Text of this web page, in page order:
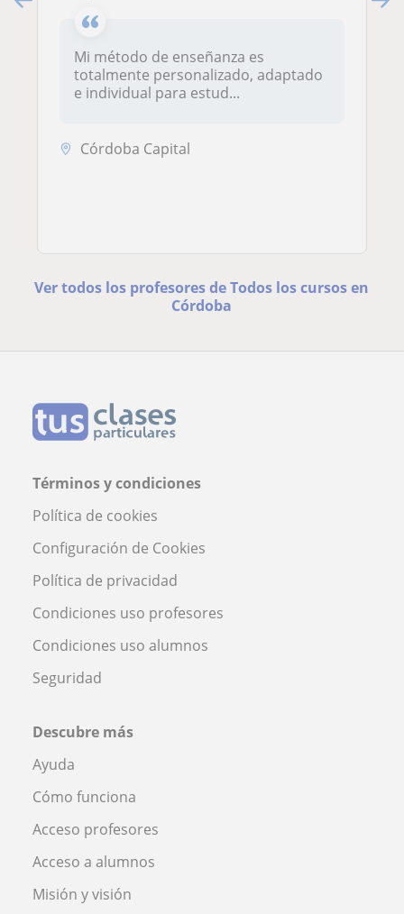
Mi método de enseñanza es
totalmente personalizado, adaptado
e individual para estud...
Córdoba Capital
Ver todos los profesores de Todos los cursos en
Córdoba
Términos y condiciones
Política de cookies
Configuración de Cookies
Política de privacidad
Condiciones uso profesores
Condiciones uso alumnos
Seguridad
Descubre más
Ayuda
Cómo funciona
Acceso profesores
Acceso a alumnos
Misión y visión